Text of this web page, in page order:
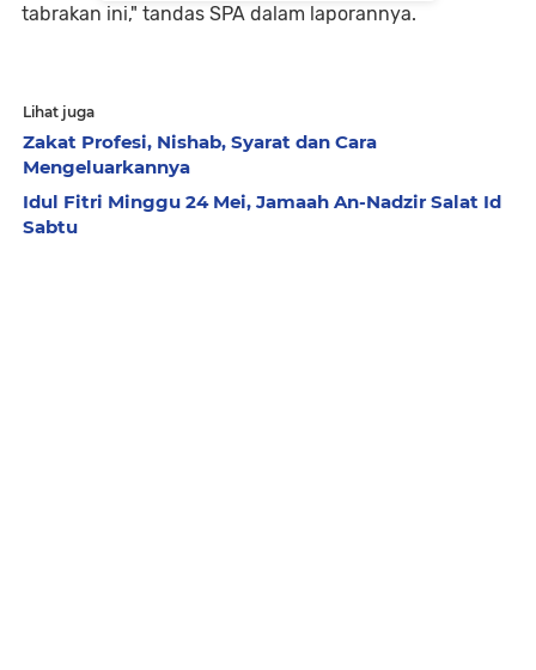
tabrakan ini," tandas SPA dalam laporannya.
Lihat juga
Zakat Profesi, Nishab, Syarat dan Cara
Mengeluarkannya
Idul Fitri Minggu 24 Mei, Jamaah An-Nadzir Salat Id
Sabtu